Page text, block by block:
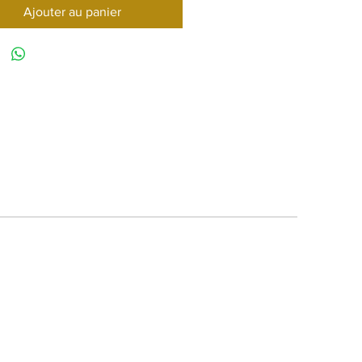
Ajouter au panier